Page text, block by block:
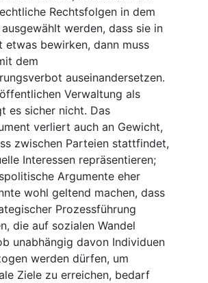
Rechtsfolgen in dem
werden, dass sie in
etwas bewirken, dann muss
dem
auseinandersetzen.
Verwaltung als
es sicher nicht. Das
verliert auch an Gewicht,
zwischen Parteien stattfindet,
Interessen repräsentieren;
Argumente eher
wohl geltend machen, dass
Prozessführung
die auf sozialen Wandel
unabhängig davon Individuen
werden dürfen, um
Ziele zu erreichen, bedarf